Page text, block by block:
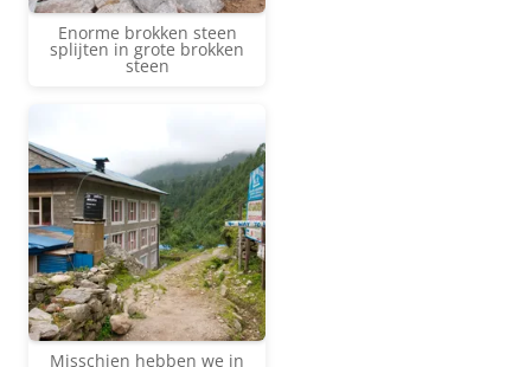
Enorme brokken steen
splijten in grote brokken
steen
Misschien hebben we in